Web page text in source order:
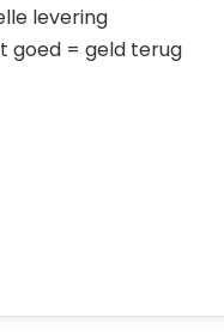
levering
goed = geld terug